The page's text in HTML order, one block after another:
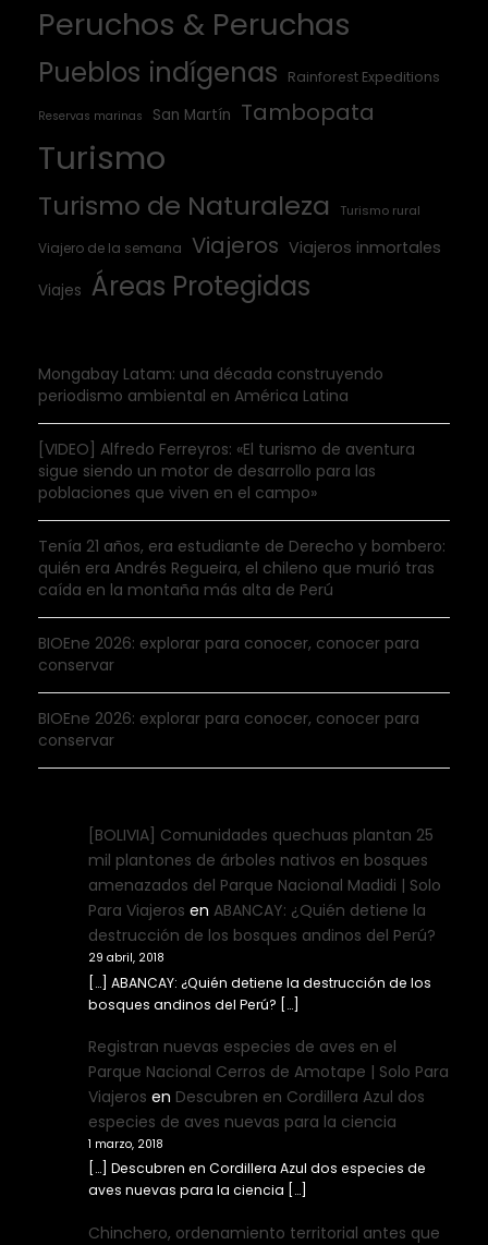
Peruchos & Peruchas
Pueblos indígenas Rainforest Expeditions
Reservas marinas San Martín Tambopata
Turismo
Turismo de Naturaleza Turismo rural
Viajero de la semana Viajeros Viajeros inmortales
Viajes Áreas Protegidas
Mongabay Latam: una década construyendo
periodismo ambiental en América Latina
[VIDEO] Alfredo Ferreyros: «El turismo de aventura
sigue siendo un motor de desarrollo para las
poblaciones que viven en el campo»
Tenía 21 años, era estudiante de Derecho y bombero:
quién era Andrés Regueira, el chileno que murió tras
caída en la montaña más alta de Perú
BIOEne 2026: explorar para conocer, conocer para
conservar
BIOEne 2026: explorar para conocer, conocer para
conservar
[BOLIVIA] Comunidades quechuas plantan 25
mil plantones de árboles nativos en bosques
amenazados del Parque Nacional Madidi | Solo
Para Viajeros en ABANCAY: ¿Quién detiene la
destrucción de los bosques andinos del Perú?
29 abril, 2018
[…] ABANCAY: ¿Quién detiene la destrucción de los
bosques andinos del Perú? […]
Registran nuevas especies de aves en el
Parque Nacional Cerros de Amotape | Solo Para
Viajeros en Descubren en Cordillera Azul dos
especies de aves nuevas para la ciencia
1 marzo, 2018
[…] Descubren en Cordillera Azul dos especies de
aves nuevas para la ciencia […]
Chinchero, ordenamiento territorial antes que